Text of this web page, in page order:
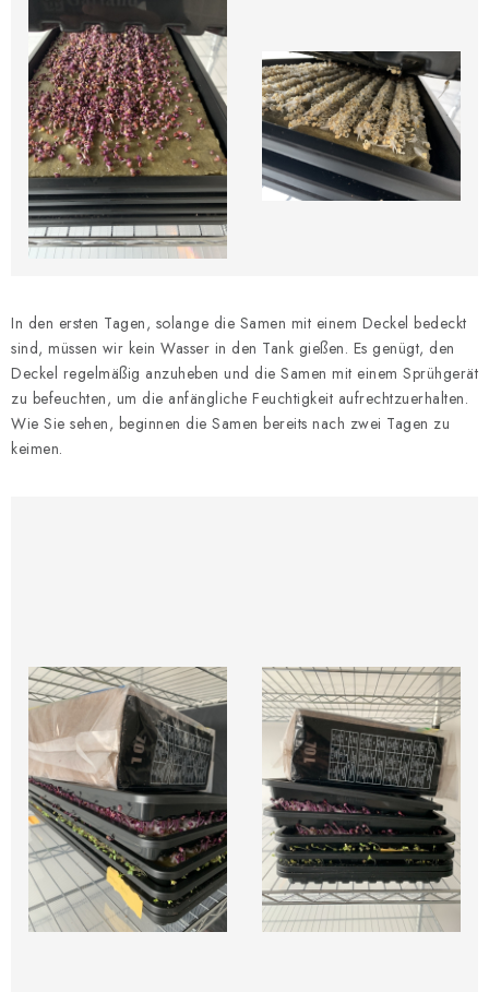
In den ersten Tagen, solange die Samen mit einem Deckel bedeckt
sind, müssen wir kein Wasser in den Tank gießen. Es genügt, den
Deckel regelmäßig anzuheben und die Samen mit einem Sprühgerät
zu befeuchten, um die anfängliche Feuchtigkeit aufrechtzuerhalten.
Wie Sie sehen, beginnen die Samen bereits nach zwei Tagen zu
keimen.